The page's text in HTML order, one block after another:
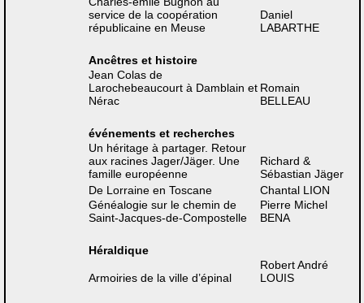
service de la coopération
républicaine en Meuse
Daniel
LABARTHE
Ancêtres et histoire
Jean Colas de
Larochebeaucourt à Damblain et
Nérac
Romain
BELLEAU
événements et recherches
Un héritage à partager. Retour
aux racines Jager/Jäger. Une
famille européenne
Richard &
Sébastian Jäger
De Lorraine en Toscane
Chantal LION
Généalogie sur le chemin de
Saint-Jacques-de-Compostelle
Pierre Michel
BENA
Héraldique
Armoiries de la ville d’épinal
Robert André
LOUIS